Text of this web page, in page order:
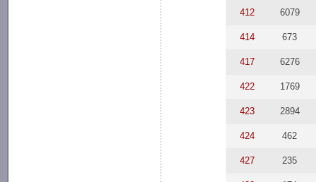
412 6079
414 673
417 6276
422 1769
423 2894
424 462
427 235